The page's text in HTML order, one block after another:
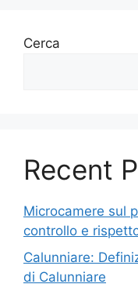
Cerca
Recent
Microcamere sul
controllo e
Calunniare:
di Calunniare